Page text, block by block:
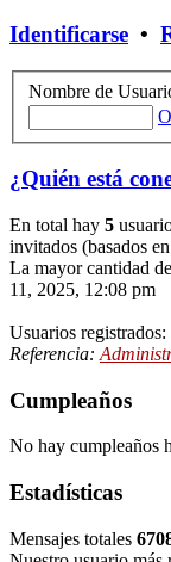
Identificarse •
Nombre de
¿Quién está
En total hay 5
invitados (basados
La mayor cantidad
11, 2025, 12:08 pm
Usuarios
Referencia:
Cumpleaños
No hay cumpleaños
Estadísticas
Mensajes totales